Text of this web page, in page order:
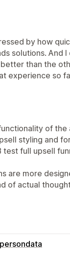
by how
solutions. And
than the
experience so
of the
styling and
full upsell
are more
of actual